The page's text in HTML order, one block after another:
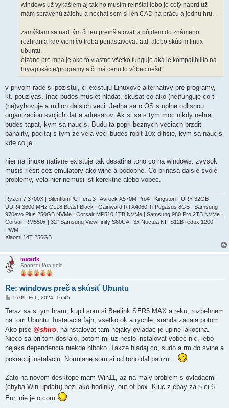
windows už vykašlem aj tak ho musím reinštal lebo je celý naprd už
mám spravenú zálohu a nechal som si len CAD na prácu a jednu hru.
zamýšlam sa nad tým či len preinštalovať a pôjdem do známeho
rozhrania kde viem čo treba ponastavovať atd. alebo skúsim linux
ubuntu.
otzáne pre mna je ako to vlastne všetko funguje aká je kompatibilita na
hry/aplikácie/programy a či má cenu to vôbec riešiť.
v privom rade si pozistuj, ci existuju Linuxove alternativy pre programy,
kt. pouzivas. Inac budes musiet hladat, skusat co ako (ne)funguje co ti
(ne)vyhovuje a milion dalsich veci. Jedna sa o OS s uplne odlisnou
organizaciou svojich dat a adresarov. Ak si sa s tym moc nikdy nehral,
budes tapat, kym sa naucis. Budu ta popri beznych veciach brzdit
banality, pocitaj s tym ze vela veci budes robit 10x dlhsie, kym sa naucis
kde co je.
hier na linuxe nativne existuje tak desatina toho co na windows. zvysok
musis riesit cez emulatory ako wine a podobne. Co prinasa dalsie svoje
problemy, vela hier nemusi ist korektne alebo vobec.
Ryzen 7 3700X | SilentiumPC Fera 3 | Asrock X570M Pro4 | Kingston FURY 32GB
DDR4 3600 MHz CL18 Beast Black | Gainward RTX4060 Ti Pegasus 8GB | Samsung
970evo Plus 250GB NVMe | Corsair MP510 1TB NVMe | Samsung 980 Pro 2TB NVMe |
Corsair RM550x | 32" Samsung ViewFinity S60UA | 3x Noctua NF-S12B redux 1200
PWM
Xiaomi 14T 256GB
materik
Sponzor fóra gold
Re: windows preč a skúsiť Ubuntu
P
í
p
e
o
k
Pi 09. Feb, 2024, 16:45
Teraz sa s tym hram, kupil som si Beelink SER5 MAX a reku, rozbehnem
na tom Ubuntu. Instalacia fajn, vsetko ok a rychle, sranda zacala potom.
Ako pise @shiro, nainstalovat tam nejaky ovladac je uplne lakocina.
Nieco sa pri tom dosralo, potom mi uz neslo instalovat vobec nic, lebo
nejaka dependencia niekde hlboko. Takze hladaj co, sudo a rm do svine a
pokracuj instalaciu. Normlane som si od toho dal pauzu...
Zato na novom desktope mam Win11, az na maly problem s ovladacmi
(chyba Win updatu) bezi ako hodinky, out of box. Kluc z ebay za 5 ci 6
Eur, nie je o com